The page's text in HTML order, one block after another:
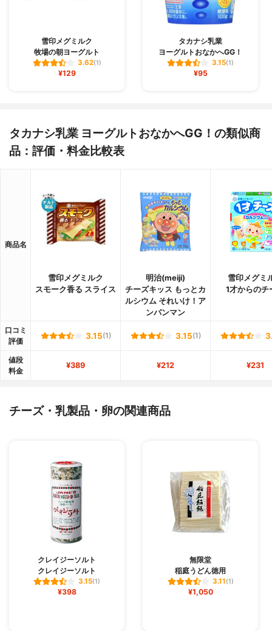
雪印メグミルク
牧場の朝ヨーグルト
3.62(1)
¥129
タカナシ乳業
ヨーグルトおなかへGG！
3.15(1)
¥95
タカナシ乳業 ヨーグルトおなかへGG！の類似商
品：評価・料金比較表
商品名
雪印メグミルク
スモーク香る スライス
明治(meiji)
チーズキッス もっとカ
ルシウム それいけ！ア
ンパンマン
雪印メグミ
1才からのチ
口コミ
評価
3.15(1) 3.15(1)
値段
料金
¥389 ¥212 ¥231
チーズ・乳製品・卵の関連商品
クレイジーソルト
クレイジーソルト
3.15(1)
¥398
無限堂
稲庭うどん徳用
3.11(1)
¥1,050